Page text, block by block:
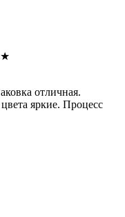
★
отличная.
яркие. Процесс